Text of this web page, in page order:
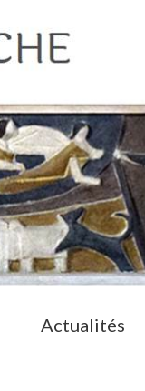
Actualités